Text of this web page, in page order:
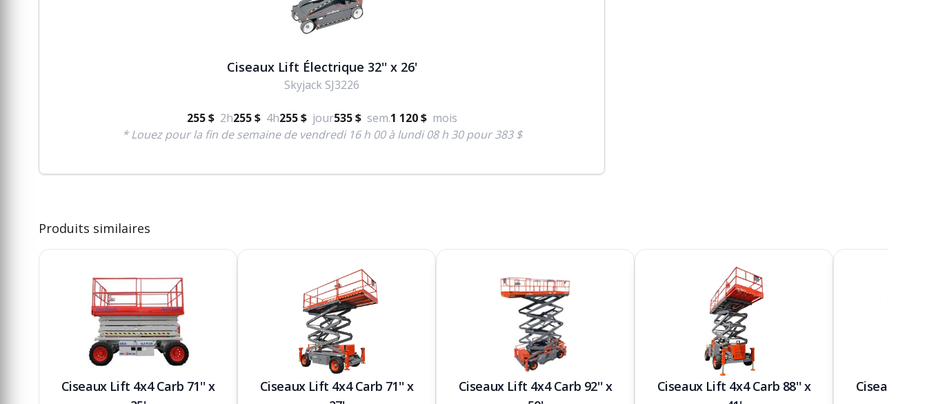
Ciseaux Lift Électrique 32'' x 26'
Skyjack SJ3226
255 $ 2h255 $ 4h255 $ jour535 $ sem.1 120 $ mois
* Louez pour la fin de semaine de vendredi 16 h 00 à lundi 08 h 30 pour 383 $
Produits similaires
Ciseaux Lift 4x4 Carb 71'' x
Ciseaux Lift 4x4 Carb 71'' x
Ciseaux Lift 4x4 Carb 92'' x
Ciseaux Lift 4x4 Carb 88'' x
Ciseaux Lift